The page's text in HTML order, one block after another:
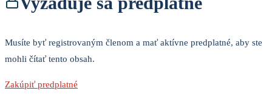
Musíte byť registrovaným členom a mať aktívne predplatné, aby ste
mohli čítať tento obsah.
Zakúpiť predplatné